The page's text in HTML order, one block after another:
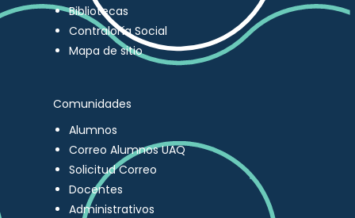
Bibliotecas
Contraloría Social
Mapa de sitio
Comunidades
Alumnos
Correo Alumnos UAQ
Solicitud Correo
Docentes
Administrativos